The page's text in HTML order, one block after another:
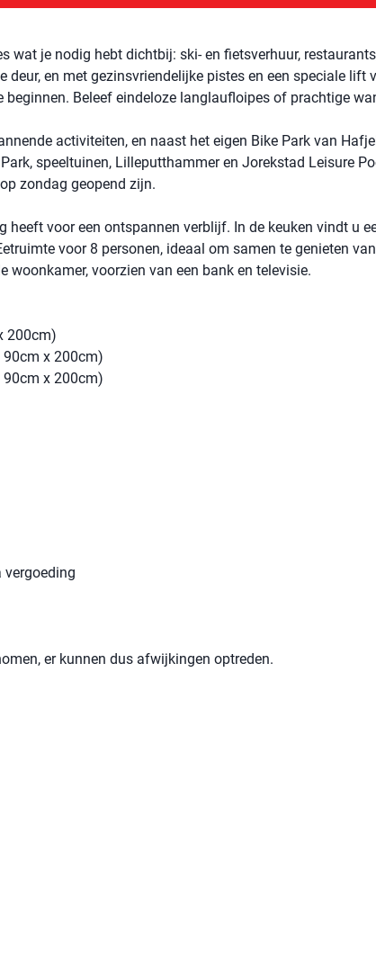
wat je nodig hebt dichtbij: ski- en fietsverhuur,
en met gezinsvriendelijke pistes en een speciale lift
Beleef eindeloze langlaufloipes of prachtige
activiteiten, en naast het eigen Bike Park van
speeltuinen, Lilleputthammer en Jorekstad Leisure
zondag geopend zijn.
heeft voor een ontspannen verblijf. In de keuken vindt u
voor 8 personen, ideaal om samen te genieten
voorzien van een bank en televisie.
200cm)
x 200cm)
x 200cm)
vergoeding
er kunnen dus afwijkingen optreden.